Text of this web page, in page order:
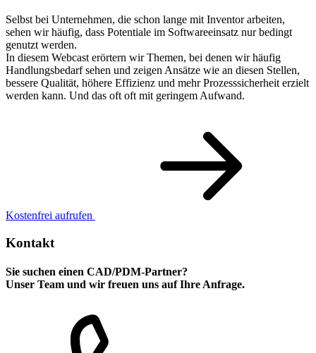
Selbst bei Unternehmen, die schon lange mit Inventor arbeiten,
sehen wir häufig, dass Potentiale im Softwareeinsatz nur bedingt
genutzt werden.
In diesem Webcast erörtern wir Themen, bei denen wir häufig
Handlungsbedarf sehen und zeigen Ansätze wie an diesen Stellen,
bessere Qualität, höhere Effizienz und mehr Prozesssicherheit erzielt
werden kann. Und das oft oft mit geringem Aufwand.
Kostenfrei aufrufen
Kontakt
Sie suchen einen CAD/PDM-Partner?
Unser Team und wir freuen uns auf Ihre Anfrage.